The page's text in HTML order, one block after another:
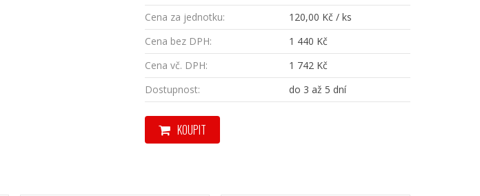
Cena za jednotku:
120,00 Kč / ks
Cena bez DPH:
1 440 Kč
Cena vč. DPH:
1 742 Kč
Dostupnost:
do 3 až 5 dní
KOUPIT